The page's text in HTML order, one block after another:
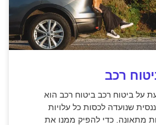
רכב
על ביטוח רכב ביטוח רכב הוא
שנועדה לכסות כל עלויות
מתאונה. כדי להפיק ממנו את